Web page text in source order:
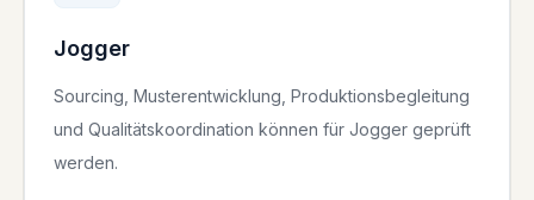
Jogger
Sourcing, Musterentwicklung, Produktionsbegleitung
und Qualitätskoordination können für Jogger geprüft
werden.